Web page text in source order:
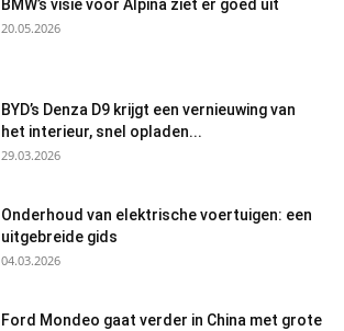
BMW’s visie voor Alpina ziet er goed uit
20.05.2026
BYD’s Denza D9 krijgt een vernieuwing van
het interieur, snel opladen...
29.03.2026
Onderhoud van elektrische voertuigen: een
uitgebreide gids
04.03.2026
Ford Mondeo gaat verder in China met grote